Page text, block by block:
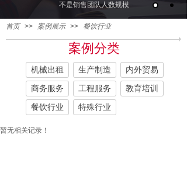
不是销售团队人数规模
首页 >> 案例展示 >> 餐饮行业
案例分类
机械出租 生产制造
内外贸易
商务服务
工程服务
教育培训
餐饮行业
特殊行业
暂无相关记录！